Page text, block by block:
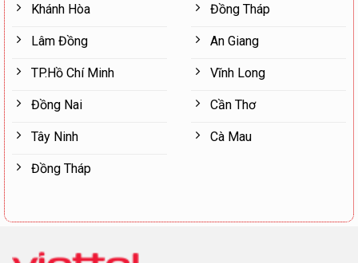
Khánh Hòa
Lâm Đồng
TP.Hồ Chí Minh
Đồng Nai
Tây Ninh
Đồng Tháp
Đồng Tháp
An Giang
Vĩnh Long
Cần Thơ
Cà Mau